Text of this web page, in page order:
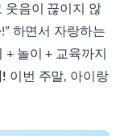
웃음이 끊이지 않
하면서 자랑하는
놀이 + 교육까지
! 이번 주말, 아이랑